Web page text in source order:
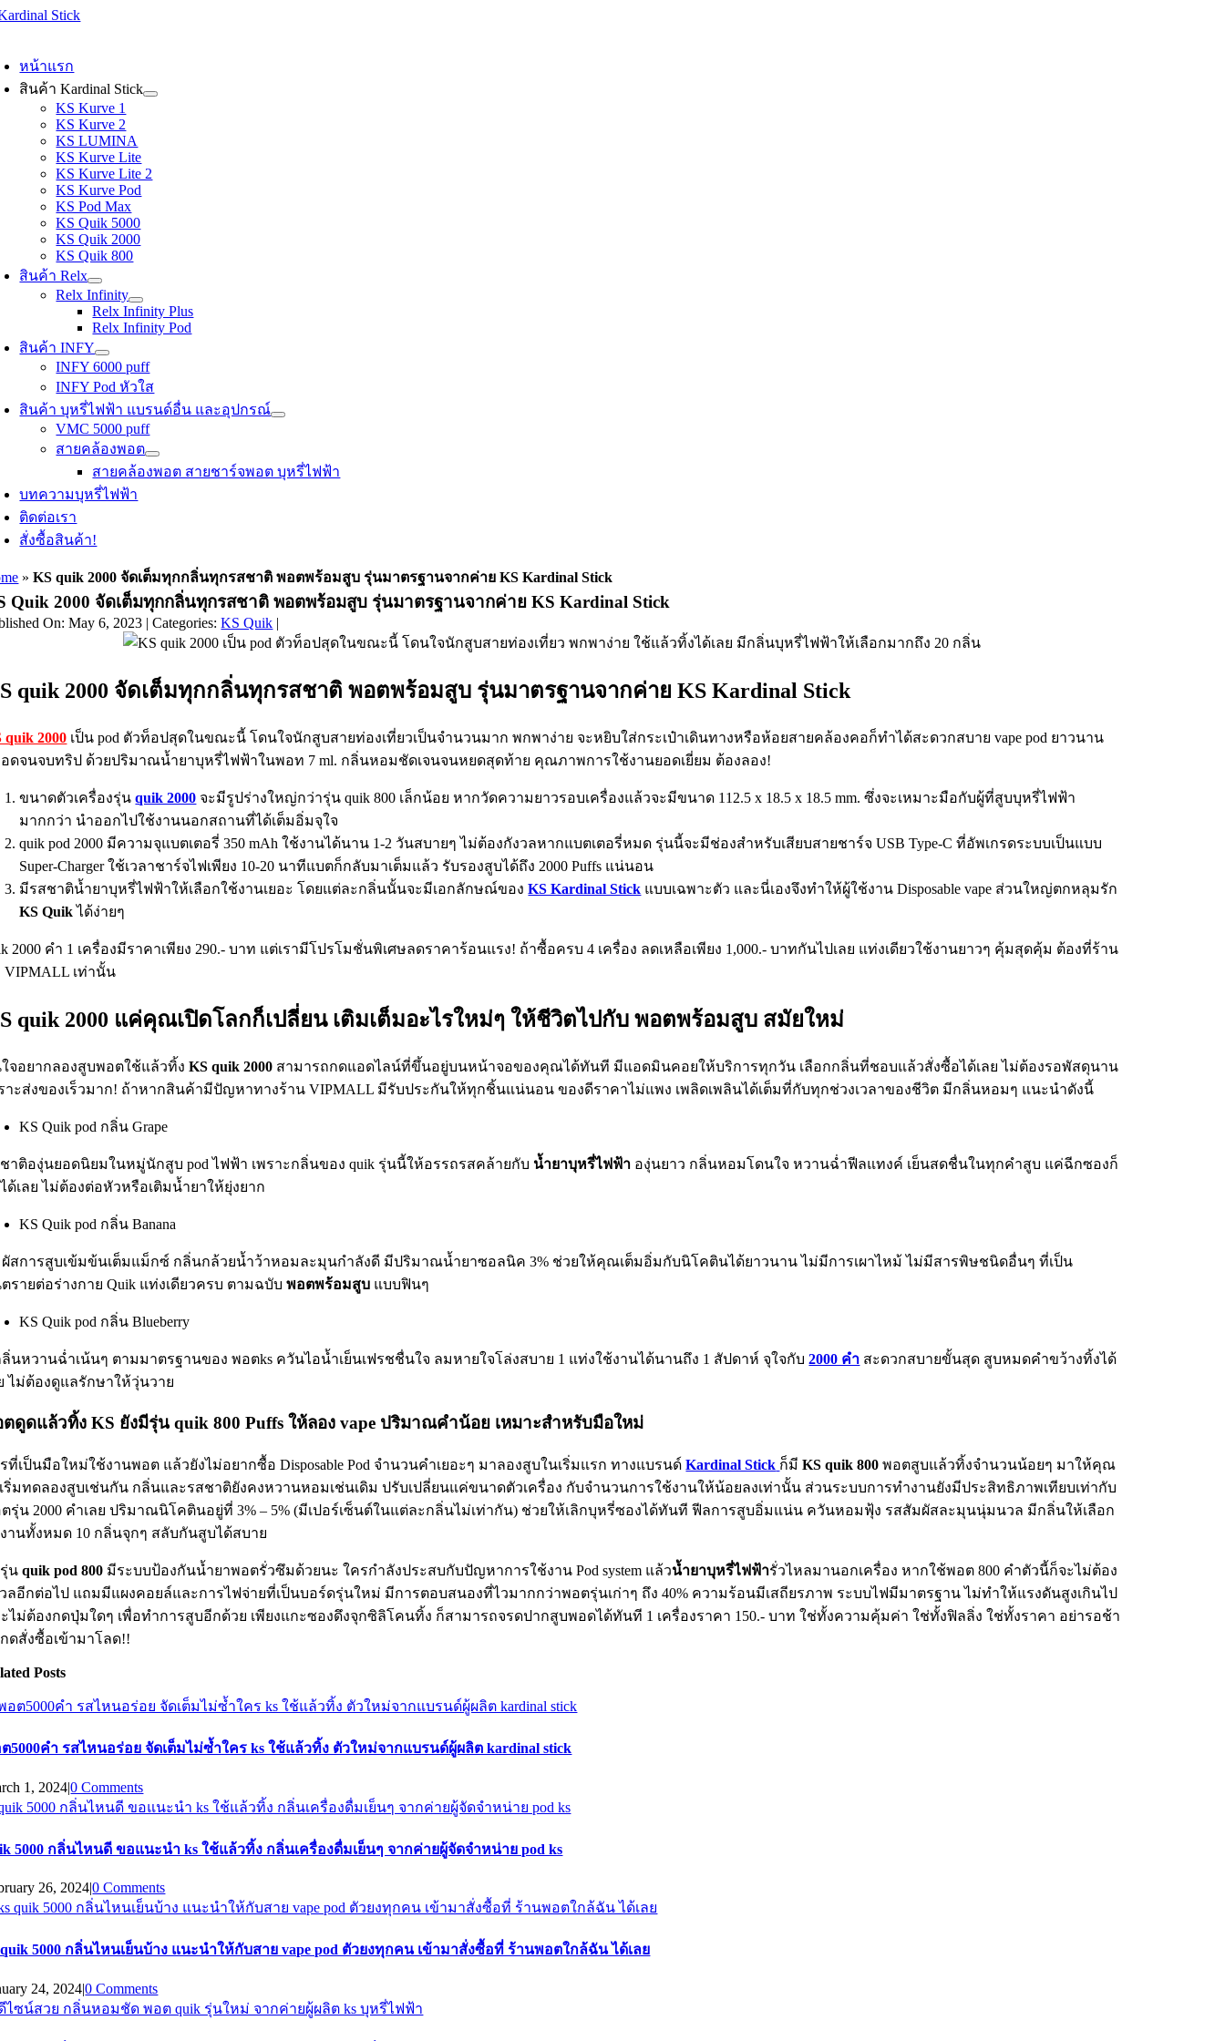
Skip
หน้าแรก
สินค้า Kardinal Stick
KS Kurve 1
KS Kurve 2
KS LUMINA
KS Kurve Lite
KS Kurve Lite 2
KS Kurve Pod
KS Pod Max
KS Quik 5000
KS Quik 2000
KS Quik 800
สินค้า Relx
Relx Infinity
Relx Infinity Plus
Relx Infinity Pod
สินค้า INFY
INFY 6000 puff
INFY Pod หัวใส
สินค้า บุหรี่ไฟฟ้า แบรนด์อื่น และอุปกรณ์
VMC 5000 puff
สายคล้องพอต
สายคล้องพอต สายชาร์จพอต บุหรี่ไฟฟ้า
บทความบุหรี่ไฟฟ้า
ติดต่อเรา
สั่งซื้อสินค้า!
»KS quik 2000 จัดเต็มทุกกลิ่นทุกรสชาติ พอตพร้อมสูบ รุ่นมาตรฐานจากค่าย KS Kardinal Stick
Quik 2000 จัดเต็มทุกกลิ่นทุกรสชาติ พอตพร้อมสูบ รุ่นมาตรฐานจากค่าย KS Kardinal Stick
On: May 6, 2023 |Categories:KS Quik |
quik 2000 จัดเต็มทุกกลิ่นทุกรสชาติ พอตพร้อมสูบ รุ่นมาตรฐานจากค่าย KS Kardinal Stick
quik 2000 เป็น pod ตัวท็อปสุดในขณะนี้ โดนใจนักสูบสายท่องเที่ยวเป็นจำนวนมาก พกพาง่าย จะหยิบใส่กระเป๋าเดินทางหรือห้อยสายคล้องคอก็ทำได้สะดวกสบาย vape pod ยาวนาน
ดจนจบทริป ด้วยปริมาณน้ำยาบุหรี่ไฟฟ้าในพอท 7 ml. กลิ่นหอมชัดเจนจนหยดสุดท้าย คุณภาพการใช้งานยอดเยี่ยม ต้องลอง!
ขนาดตัวเครื่องรุ่นquik 2000 จะมีรูปร่างใหญ่กว่ารุ่น quik 800 เล็กน้อย หากวัดความยาวรอบเครื่องแล้วจะมีขนาด 112.5 x 18.5 x 18.5 mm. ซึ่งจะเหมาะมือกับผู้ที่สูบบุหรี่ไฟฟ้า
มากกว่า นำออกไปใช้งานนอกสถานที่ได้เต็มอิ่มจุใจ
quik pod 2000 มีความจุแบตเตอรี่ 350 mAh ใช้งานได้นาน 1-2 วันสบายๆ ไม่ต้องกังวลหากแบตเตอรี่หมด รุ่นนี้จะมีช่องสำหรับเสียบสายชาร์จ USB Type-C ที่อัพเกรดระบบเป็นแบบ
Super-Charger ใช้เวลาชาร์จไฟเพียง 10-20 นาทีแบตก็กลับมาเต็มแล้ว รับรองสูบได้ถึง 2000 Puffs แน่นอน
มีรสชาติน้ำยาบุหรี่ไฟฟ้าให้เลือกใช้งานเยอะ โดยแต่ละกลิ่นนั้นจะมีเอกลักษณ์ของKS Kardinal Stick แบบเฉพาะตัว และนี่เองจึงทำให้ผู้ใช้งาน Disposable vape ส่วนใหญ่ตกหลุมรัก
KS Quikได้ง่ายๆ
2000 คำ 1 เครื่องมีราคาเพียง 290.- บาท แต่เรามีโปรโมชั่นพิเศษลดราคาร้อนแรง! ถ้าซื้อครบ 4 เครื่อง ลดเหลือเพียง 1,000.- บาทกันไปเลย แท่งเดียวใช้งานยาวๆ คุ้มสุดคุ้ม ต้องที่ร้าน
VIPMALL เท่านั้น
quik 2000 แค่คุณเปิดโลกก็เปลี่ยน เติมเต็มอะไรใหม่ๆ ให้ชีวิตไปกับ พอตพร้อมสูบ สมัยใหม่
จอยากลองสูบพอตใช้แล้วทิ้งKS quik 2000 สามารถกดแอดไลน์ที่ขึ้นอยู่บนหน้าจอของคุณได้ทันที มีแอดมินคอยให้บริการทุกวัน เลือกกลิ่นที่ชอบแล้วสั่งซื้อได้เลย ไม่ต้องรอพัสดุนาน
าะส่งของเร็วมาก! ถ้าหากสินค้ามีปัญหาทางร้าน VIPMALL มีรับประกันให้ทุกชิ้นแน่นอน ของดีราคาไม่แพง เพลิดเพลินได้เต็มที่กับทุกช่วงเวลาของชีวิต มีกลิ่นหอมๆ แนะนำดังนี้
KS Quik pod กลิ่น Grape
าติองุ่นยอดนิยมในหมู่นักสูบ pod ไฟฟ้า เพราะกลิ่นของ quik รุ่นนี้ให้อรรถรสคล้ายกับ น้ำยาบุหรี่ไฟฟ้า องุ่นยาว กลิ่นหอมโดนใจ หวานฉ่ำฟีลแทงค์ เย็นสดชื่นในทุกคำสูบ แค่ฉีกซองก็
ด้เลย ไม่ต้องต่อหัวหรือเติมน้ำยาให้ยุ่งยาก
KS Quik pod กลิ่น Banana
สการสูบเข้มข้นเต็มแม็กซ์ กลิ่นกล้วยน้ำว้าหอมละมุนกำลังดี มีปริมาณน้ำยาซอลนิค 3% ช่วยให้คุณเต็มอิ่มกับนิโคตินได้ยาวนาน ไม่มีการเผาไหม้ ไม่มีสารพิษชนิดอื่นๆ ที่เป็น
รายต่อร่างกาย Quik แท่งเดียวครบ ตามฉบับพอตพร้อมสูบ แบบฟินๆ
KS Quik pod กลิ่น Blueberry
นหวานฉ่ำเน้นๆ ตามมาตรฐานของ พอตks ควันไอน้ำเย็นเฟรชชื่นใจ ลมหายใจโล่งสบาย 1 แท่งใช้งานได้นานถึง 1 สัปดาห์ จุใจกับ2000 คำ สะดวกสบายขั้นสุด สูบหมดคำขว้างทิ้งได้
ไม่ต้องดูแลรักษาให้วุ่นวาย
ดูดแล้วทิ้ง KS ยังมีรุ่น quik 800 Puffs ให้ลอง vape ปริมาณคำน้อย เหมาะสำหรับมือใหม่
ที่เป็นมือใหม่ใช้งานพอต แล้วยังไม่อยากซื้อ Disposable Pod จำนวนคำเยอะๆ มาลองสูบในเริ่มแรก ทางแบรนด์Kardinal Stick ก็มีKS quik 800 พอตสูบแล้วทิ้งจำนวนน้อยๆ มาให้คุณ
ริ่มทดลองสูบเช่นกัน กลิ่นและรสชาติยังคงหวานหอมเช่นเดิม ปรับเปลี่ยนแค่ขนาดตัวเครื่อง กับจำนวนการใช้งานให้น้อยลงเท่านั้น ส่วนระบบการทำงานยังมีประสิทธิภาพเทียบเท่ากับ
รุ่น 2000 คำเลย ปริมาณนิโคตินอยู่ที่ 3% – 5% (มีเปอร์เซ็นต์ในแต่ละกลิ่นไม่เท่ากัน) ช่วยให้เลิกบุหรี่ซองได้ทันที ฟีลการสูบอิ่มแน่น ควันหอมฟุ้ง รสสัมผัสละมุนนุ่มนวล มีกลิ่นให้เลือก
านทั้งหมด 10 กลิ่นจุกๆ สลับกันสูบได้สบาย
รุ่นquik pod 800 มีระบบป้องกันน้ำยาพอตรั่วซึมด้วยนะ ใครกำลังประสบกับปัญหาการใช้งาน Pod system แล้วน้ำยาบุหรี่ไฟฟ้ารั่วไหลมานอกเครื่อง หากใช้พอต 800 คำตัวนี้ก็จะไม่ต้อง
ลอีกต่อไป แถมมีแผงคอยล์และการไฟจ่ายที่เป็นบอร์ดรุ่นใหม่ มีการตอบสนองที่ไวมากกว่าพอตรุ่นเก่าๆ ถึง 40% ความร้อนมีเสถียรภาพ ระบบไฟมีมาตรฐาน ไม่ทำให้แรงดันสูงเกินไป
ไม่ต้องกดปุ่มใดๆ เพื่อทำการสูบอีกด้วย เพียงแกะซองดึงจุกซิลิโคนทิ้ง ก็สามารถจรดปากสูบพอดได้ทันที 1 เครื่องราคา 150.- บาท ใช่ทั้งความคุ้มค่า ใช่ทั้งฟิลลิ่ง ใช่ทั้งราคา อย่ารอช้า
ดสั่งซื้อเข้ามาโลด!!
Posts
5000คำ รสไหนอร่อย จัดเต็มไม่ซ้ำใคร ks ใช้แล้วทิ้ง ตัวใหม่จากแบรนด์ผู้ผลิต kardinal stick
1, 2024|0 Comments
5000 กลิ่นไหนดี ขอแนะนำ ks ใช้แล้วทิ้ง กลิ่นเครื่องดื่มเย็นๆ จากค่ายผู้จัดจำหน่าย pod ks
26, 2024|0 Comments
5000 กลิ่นไหนเย็นบ้าง แนะนำให้กับสาย vape pod ตัวยงทุกคน เข้ามาสั่งซื้อที่ ร้านพอตใกล้ฉัน ได้เลย
24, 2024|0 Comments